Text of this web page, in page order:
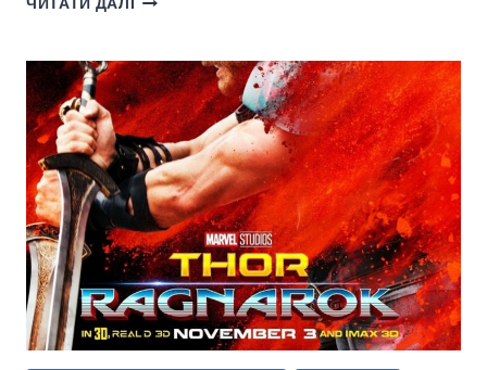
ЧИТАТИ ДАЛІ
ДОЗА
АМНЕЗІЇ
–
ВІДЕО-
РЕЦЕНЗІЯ
ФІЛЬМУ